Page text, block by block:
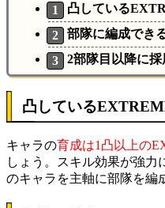
凸している
部隊に編成でき
2部隊目以降に
凸している
キャラの育成は1凸以上の
しょう。スキル効果が強力
のキャラを主軸に部隊を編